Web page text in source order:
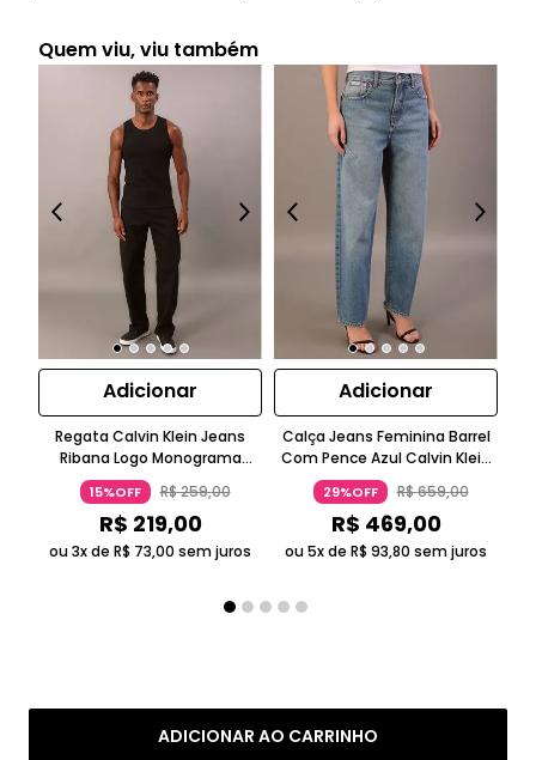
ADICIONAR AO CARRINHO
Quem viu, viu também
Adicionar
Regata Calvin Klein Jeans
Ribana Logo Monograma
Preto
15%OFF R$259,00
R$ 219,00
ou 3x de R$ 73,00 sem juros
Adicionar
Calça Jeans Feminina Barrel
Com Pence Azul Calvin Klein
Jeans
29%OFF R$659,00
R$ 469,00
ou 5x de R$ 93,80 sem juros